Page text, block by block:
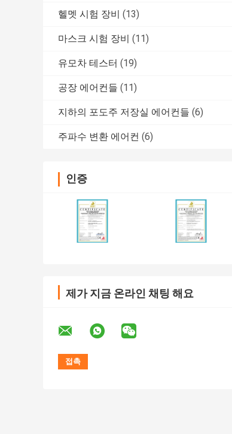
헬멧 시험 장비 (13)
마스크 시험 장비 (11)
유모차 테스터 (19)
공장 에어컨들 (11)
지하의 포도주 저장실 에어컨들 (6)
주파수 변환 에어컨 (6)
인증
제가 지금 온라인 채팅 해요